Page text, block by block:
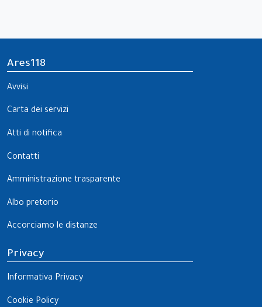
Ares118
Avvisi
Carta dei servizi
Atti di notifica
Contatti
Amministrazione trasparente
Albo pretorio
Accorciamo le distanze
Privacy
Informativa Privacy
Cookie Policy